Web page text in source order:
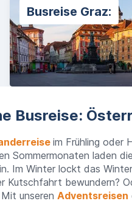
Busreise Graz:
Busreise:
im Frühling oder
Sommermonaten laden
Im Winter lockt das
Kutschfahrt bewundern?
unseren Adventsreisen